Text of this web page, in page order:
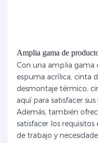
Amplia gama de
Con una amplia
espuma acrílica, cinta
desmontaje térmico,
aquí para satisfacer
Además, también
satisfacer los
de trabajo y